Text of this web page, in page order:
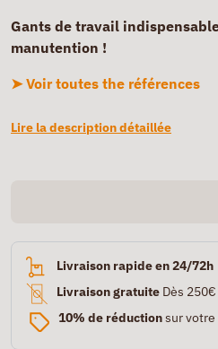
Gants de travail
manutention !
➤ Voir toutes the références
Lire la description détaillée
Livraison rapide en 24/72h
Livraison gratuite Dès 250€
10% de réductionsur votre